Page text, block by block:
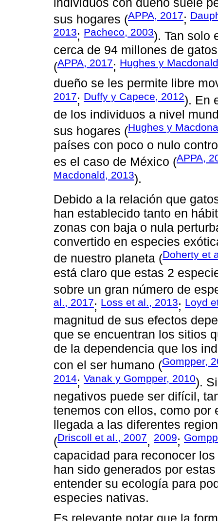
sus hogares (APPA, 2017;
2013; Pacheco, 2003). Tan solo
cerca de 94 millones de
(APPA, 2017; Hughes y
dueño se les permite libre
2017; Duffy y Capece, 2012). En
de los individuos a nivel
sus hogares (Hughes y
países con poco o nulo
es el caso de México (APPA,
Macdonald, 2013).
Debido a la relación que
han establecido tanto en
zonas con baja o nula
convertido en especies
de nuestro planeta (Doherty et
está claro que estas 2
sobre un gran número de
al., 2017; Loss et al., 2013; Loyd
magnitud de sus efectos
que se encuentran los sitios
de la dependencia que los
con el ser humano (Gompper,
2014; Vanak y Gompper, 2010).
negativos puede ser difícil,
tenemos con ellos, como por
llegada a las diferentes
(Driscoll et al., 2007, 2009;
capacidad para reconocer
han sido generados por
entender su ecología para
especies nativas.